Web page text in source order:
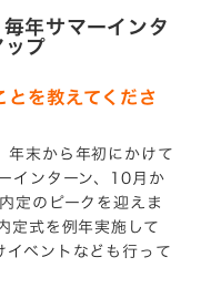
年サマーインタ
プ
を教えてくださ
年末から年初にかけて
インターン、10月か
定のピークを迎えま
定式を例年実施して
イベントなども行って